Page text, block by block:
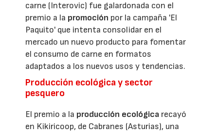
carne (Interovic) fue galardonada con el
premio a la promoción por la campaña 'El
Paquito' que intenta consolidar en el
mercado un nuevo producto para fomentar
el consumo de carne en formatos
adaptados a los nuevos usos y tendencias.
Producción ecológica y sector
pesquero
El premio a la producción ecológica recayó
en Kikiricoop, de Cabranes (Asturias), una